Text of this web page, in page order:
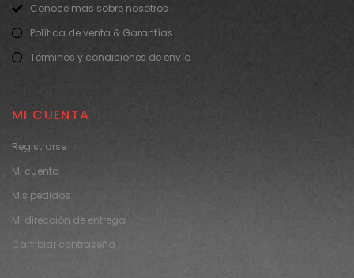
Conoce mas sobre nosotros
Política de venta & Garantías
Términos y condiciones de envío
MI CUENTA
Registrarse
Mi cuenta
Mis pedidos
Mi dirección de entrega
Cambiar contraseña